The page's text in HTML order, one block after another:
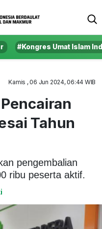
#Kongres Umat Islam
Kamis , 06 Jun 2024, 06:44 WIB
Tahun
pengembalian
ribu peserta aktif.